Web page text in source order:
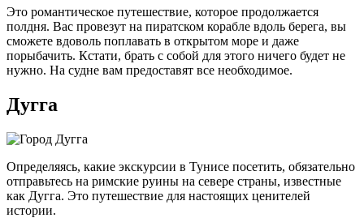
Это романтическое путешествие, которое продолжается
полдня. Вас провезут на пиратском корабле вдоль берега, вы
сможете вдоволь поплавать в открытом море и даже
порыбачить. Кстати, брать с собой для этого ничего будет не
нужно. На судне вам предоставят все необходимое.
Дугга
Определяясь, какие экскурсии в Тунисе посетить, обязательно
отправьтесь на римские руины на севере страны, известные
как Дугга. Это путешествие для настоящих ценителей
истории.